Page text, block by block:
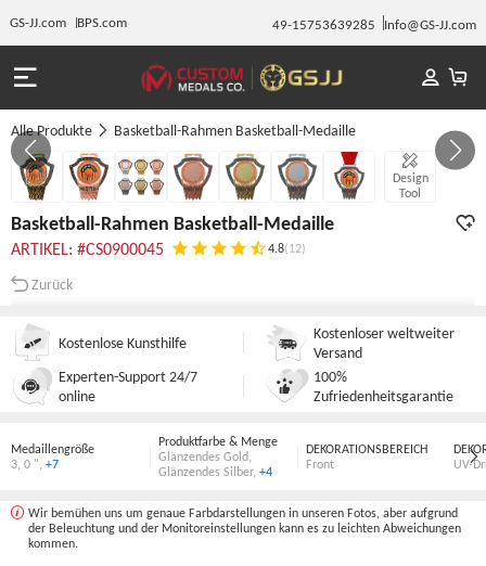
GS-JJ.com BPS.com 49-15753639285 Info@GS-JJ.com
Alle Produkte Basketball-Rahmen Basketball-Medaille
Design
Tool
Gallery 1/7
Basketball-Rahmen Basketball-Medaille
ARTIKEL: #CS0900045 4.8(12)
Zurück
Kostenlose Kunsthilfe
Kostenloser weltweiter
Versand
Experten-Support 24/7
online
100%
Zufriedenheitsgarantie
Medaillengröße
3 0 " +7
Produktfarbe & Menge
Glänzendes Gold,
Glänzendes Silber, +4
DEKORATIONSBEREICH
Front
UV-
Wir bemühen uns um genaue Farbdarstellungen in unseren Fotos, aber aufgrund
der Beleuchtung und der Monitoreinstellungen kann es zu leichten Abweichungen
kommen.